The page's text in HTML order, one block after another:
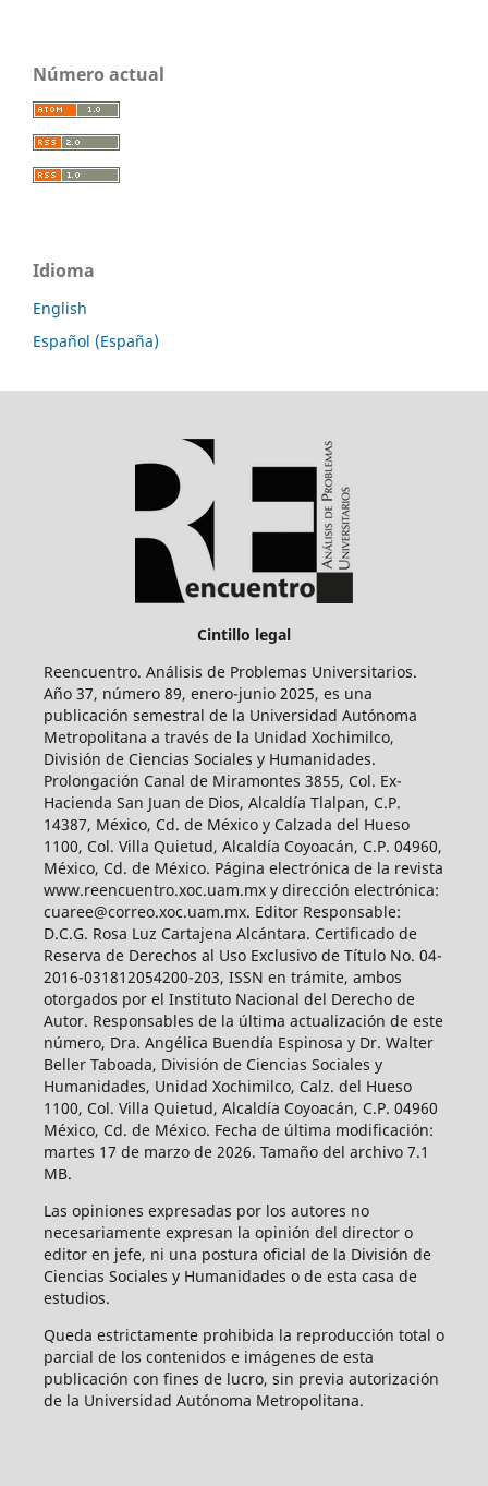
Número actual
Idioma
English
Español (España)
Cintillo legal
Reencuentro. Análisis de Problemas Universitarios.
Año 37, número 89, enero-junio 2025, es una
publicación semestral de la Universidad Autónoma
Metropolitana a través de la Unidad Xochimilco,
División de Ciencias Sociales y Humanidades.
Prolongación Canal de Miramontes 3855, Col. Ex-
Hacienda San Juan de Dios, Alcaldía Tlalpan, C.P.
14387, México, Cd. de México y Calzada del Hueso
1100, Col. Villa Quietud, Alcaldía Coyoacán, C.P. 04960,
México, Cd. de México. Página electrónica de la revista
www.reencuentro.xoc.uam.mx y dirección electrónica:
cuaree@correo.xoc.uam.mx. Editor Responsable:
D.C.G. Rosa Luz Cartajena Alcántara. Certificado de
Reserva de Derechos al Uso Exclusivo de Título No. 04-
2016-031812054200-203, ISSN en trámite, ambos
otorgados por el Instituto Nacional del Derecho de
Autor. Responsables de la última actualización de este
número, Dra. Angélica Buendía Espinosa y Dr. Walter
Beller Taboada, División de Ciencias Sociales y
Humanidades, Unidad Xochimilco, Calz. del Hueso
1100, Col. Villa Quietud, Alcaldía Coyoacán, C.P. 04960
México, Cd. de México. Fecha de última modificación:
martes 17 de marzo de 2026. Tamaño del archivo 7.1
MB.
Las opiniones expresadas por los autores no
necesariamente expresan la opinión del director o
editor en jefe, ni una postura oficial de la División de
Ciencias Sociales y Humanidades o de esta casa de
estudios.
Queda estrictamente prohibida la reproducción total o
parcial de los contenidos e imágenes de esta
publicación con fines de lucro, sin previa autorización
de la Universidad Autónoma Metropolitana.